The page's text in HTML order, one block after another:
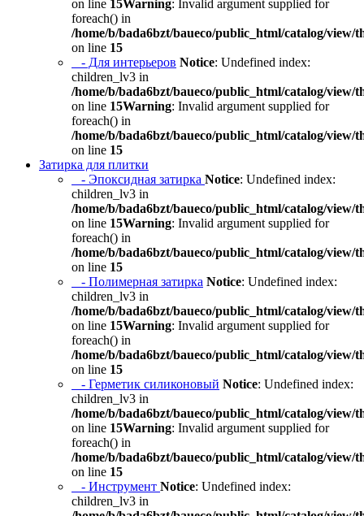
on line 15Warning: Invalid argument supplied for
foreach() in
/home/b/bada6bzt/baueco/public_html/catalog/view/
on line 15
- Для интерьеров Notice: Undefined index:
children_lv3 in
/home/b/bada6bzt/baueco/public_html/catalog/view/
on line 15Warning: Invalid argument supplied for
foreach() in
/home/b/bada6bzt/baueco/public_html/catalog/view/
on line 15
Затирка для плитки
- Эпоксидная затирка Notice: Undefined index:
children_lv3 in
/home/b/bada6bzt/baueco/public_html/catalog/view/
on line 15Warning: Invalid argument supplied for
foreach() in
/home/b/bada6bzt/baueco/public_html/catalog/view/
on line 15
- Полимерная затирка Notice: Undefined index:
children_lv3 in
/home/b/bada6bzt/baueco/public_html/catalog/view/
on line 15Warning: Invalid argument supplied for
foreach() in
/home/b/bada6bzt/baueco/public_html/catalog/view/
on line 15
- Герметик силиконовый Notice: Undefined index:
children_lv3 in
/home/b/bada6bzt/baueco/public_html/catalog/view/
on line 15Warning: Invalid argument supplied for
foreach() in
/home/b/bada6bzt/baueco/public_html/catalog/view/
on line 15
- Инструмент Notice: Undefined index:
children_lv3 in